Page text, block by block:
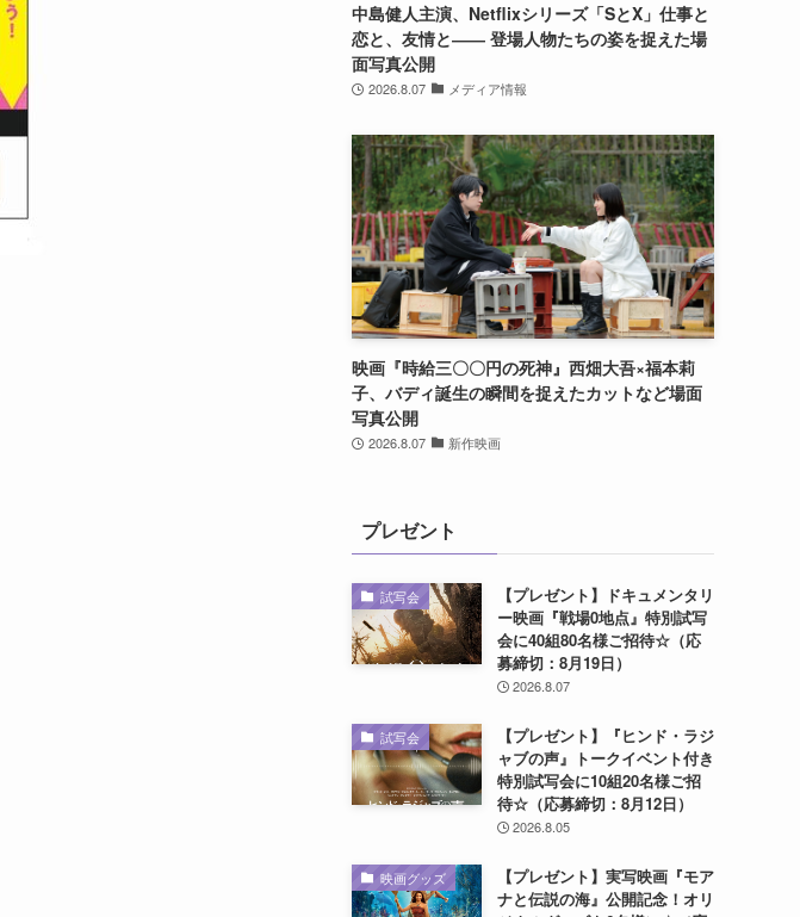
中島健人主演、Netflixシリーズ「SとX」仕事と
恋と、友情と―― 登場人物たちの姿を捉えた場
面写真公開
2026.8.07 メディア情報
映画『時給三〇〇円の死神』西畑大吾×福本莉
子、バディ誕生の瞬間を捉えたカットなど場面
写真公開
2026.8.07 新作映画
プレゼント
試写会
【プレゼント】ドキュメンタリ
ー映画『戦場0地点』特別試写
会に40組80名様ご招待☆（応
募締切：8月19日）
2026.8.07
試写会
【プレゼント】『ヒンド・ラジ
ャブの声』トークイベント付き
特別試写会に10組20名様ご招
待☆（応募締切：8月12日）
2026.8.05
映画グッズ
【プレゼント】実写映画『モア
ナと伝説の海』公開記念！オリ